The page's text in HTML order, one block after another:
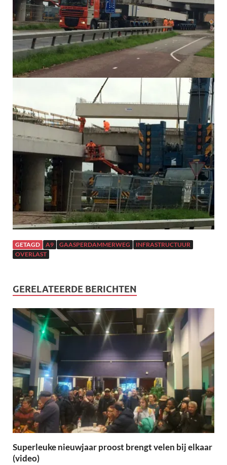
GETAGD A9 GAASPERDAMMERWEG
INFRASTRUCTUUR
OVERLAST
GERELATEERDE BERICHTEN
Superleuke nieuwjaar proost brengt velen bij elkaar
(video)